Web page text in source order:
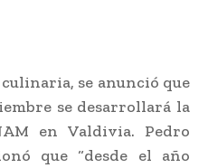
se anunció que
se desarrollará la
en Valdivia. Pedro
que “desde el año